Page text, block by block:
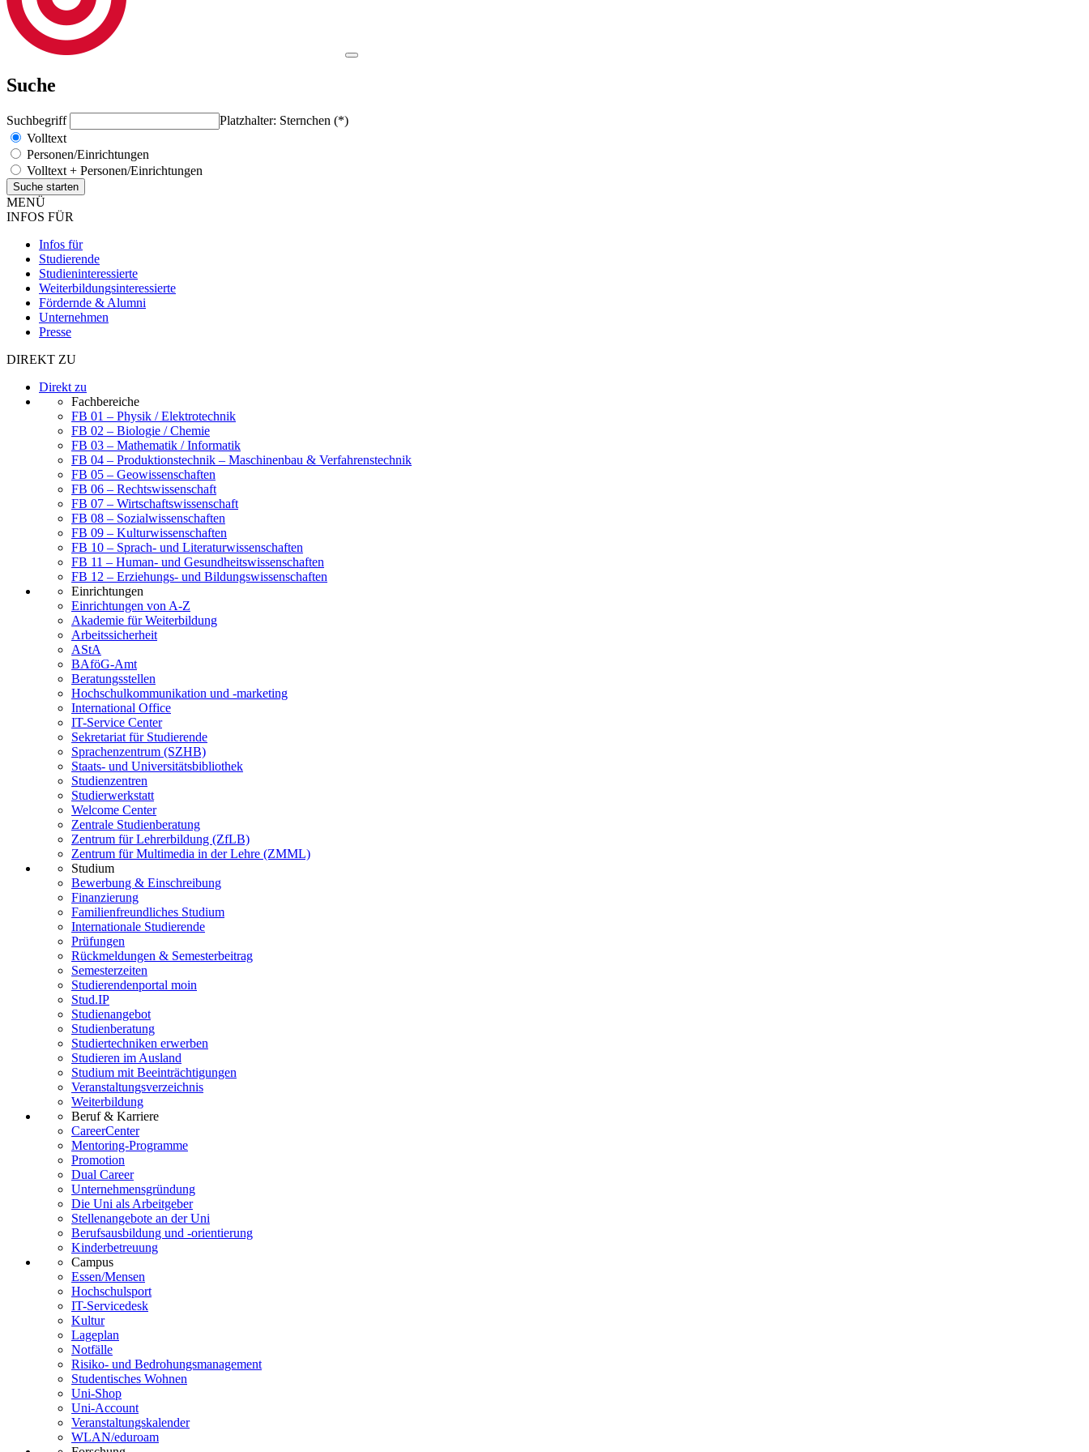
Suche
Suchbegriff
Platzhalter: Sternchen (*)
Volltext
Personen/Einrichtungen
Volltext + Personen/Einrichtungen
MENÜ
INFOS FÜR
Infos für
Studierende
Studieninteressierte
Weiterbildungsinteressierte
Fördernde & Alumni
Unternehmen
Presse
DIREKT ZU
Direkt zu
Fachbereiche
FB 01 – Physik / Elektrotechnik
FB 02 – Biologie / Chemie
FB 03 – Mathematik / Informatik
FB 04 – Produktionstechnik – Maschinenbau & Verfahrenstechnik
FB 05 – Geowissenschaften
FB 06 – Rechtswissenschaft
FB 07 – Wirtschaftswissenschaft
FB 08 – Sozialwissenschaften
FB 09 – Kulturwissenschaften
FB 10 – Sprach- und Literaturwissenschaften
FB 11 – Human- und Gesundheitswissenschaften
FB 12 – Erziehungs- und Bildungswissenschaften
Einrichtungen
Einrichtungen von A-Z
Akademie für Weiterbildung
Arbeitssicherheit
AStA
BAföG-Amt
Beratungsstellen
Hochschulkommunikation und -marketing
International Office
IT-Service Center
Sekretariat für Studierende
Sprachenzentrum (SZHB)
Staats- und Universitätsbibliothek
Studienzentren
Studierwerkstatt
Welcome Center
Zentrale Studienberatung
Zentrum für Lehrerbildung (ZfLB)
Zentrum für Multimedia in der Lehre (ZMML)
Studium
Bewerbung & Einschreibung
Finanzierung
Familienfreundliches Studium
Internationale Studierende
Prüfungen
Rückmeldungen & Semesterbeitrag
Semesterzeiten
Studierendenportal moin
Stud.IP
Studienangebot
Studienberatung
Studiertechniken erwerben
Studieren im Ausland
Studium mit Beeinträchtigungen
Veranstaltungsverzeichnis
Weiterbildung
Beruf & Karriere
CareerCenter
Mentoring-Programme
Promotion
Dual Career
Unternehmensgründung
Die Uni als Arbeitgeber
Stellenangebote an der Uni
Berufsausbildung und -orientierung
Kinderbetreuung
Campus
Essen/Mensen
Hochschulsport
IT-Servicedesk
Kultur
Lageplan
Notfälle
Risiko- und Bedrohungsmanagement
Studentisches Wohnen
Uni-Shop
Uni-Account
Veranstaltungskalender
WLAN/eduroam